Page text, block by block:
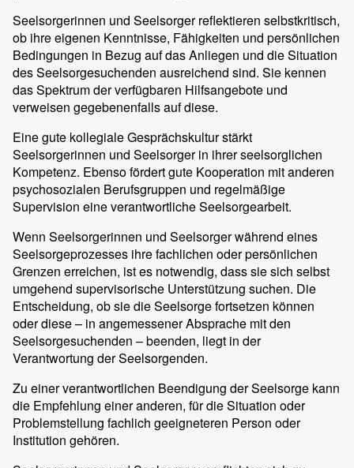
Seelsorgerinnen und Seelsorger reflektieren selbstkritisch,
ob ihre eigenen Kenntnisse, Fähigkeiten und persönlichen
Bedingungen in Bezug auf das Anliegen und die Situation
des Seelsorgesuchenden ausreichend sind. Sie kennen
das Spektrum der verfügbaren Hilfsangebote und
verweisen gegebenenfalls auf diese.
Eine gute kollegiale Gesprächskultur stärkt
Seelsorgerinnen und Seelsorger in ihrer seelsorglichen
Kompetenz. Ebenso fördert gute Kooperation mit anderen
psychosozialen Berufsgruppen und regelmäßige
Supervision eine verantwortliche Seelsorgearbeit.
Wenn Seelsorgerinnen und Seelsorger während eines
Seelsorgeprozesses ihre fachlichen oder persönlichen
Grenzen erreichen, ist es notwendig, dass sie sich selbst
umgehend supervisorische Unterstützung suchen. Die
Entscheidung, ob sie die Seelsorge fortsetzen können
oder diese – in angemessener Absprache mit den
Seelsorgesuchenden – beenden, liegt in der
Verantwortung der Seelsorgenden.
Zu einer verantwortlichen Beendigung der Seelsorge kann
die Empfehlung einer anderen, für die Situation oder
Problemstellung fachlich geeigneteren Person oder
Institution gehören.